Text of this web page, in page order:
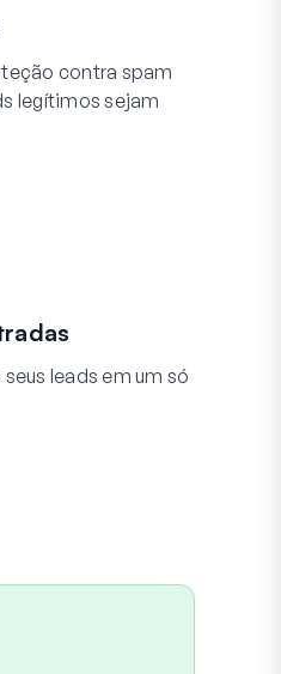
contra spam
legítimos sejam
leads em um só